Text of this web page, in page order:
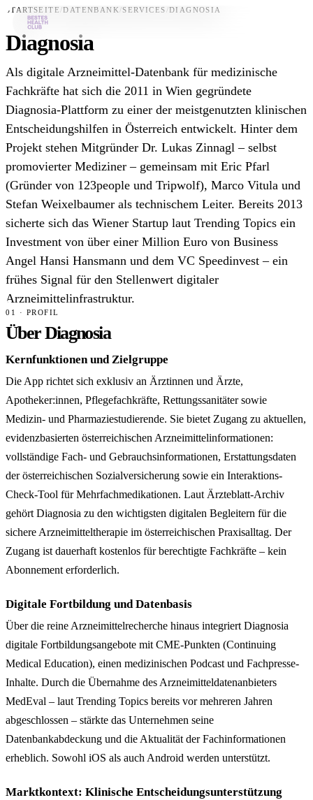
Datenbank
News
Über uns
Für Unternehmen
Jetzt downloaden
STARTSEITE /DATENBANK /SERVICES /DIAGNOSIA
Diagnosia
Als digitale Arzneimittel-Datenbank für medizinische
Fachkräfte hat sich die 2011 in Wien gegründete
Diagnosia-Plattform zu einer der meistgenutzten klinischen
Entscheidungshilfen in Österreich entwickelt. Hinter dem
Projekt stehen Mitgründer Dr. Lukas Zinnagl – selbst
promovierter Mediziner – gemeinsam mit Eric Pfarl
(Gründer von 123people und Tripwolf), Marco Vitula und
Stefan Weixelbaumer als technischem Leiter. Bereits 2013
sicherte sich das Wiener Startup laut Trending Topics ein
Investment von über einer Million Euro von Business
Angel Hansi Hansmann und dem VC Speedinvest – ein
frühes Signal für den Stellenwert digitaler
Arzneimittelinfrastruktur.
01 · PROFIL
Über Diagnosia
Kernfunktionen und Zielgruppe
Die App richtet sich exklusiv an Ärztinnen und Ärzte,
Apotheker:innen, Pflegefachkräfte, Rettungssanitäter sowie
Medizin- und Pharmaziestudierende. Sie bietet Zugang zu aktuellen,
evidenzbasierten österreichischen Arzneimittelinformationen:
vollständige Fach- und Gebrauchsinformationen, Erstattungsdaten
der österreichischen Sozialversicherung sowie ein Interaktions-
Check-Tool für Mehrfachmedikationen. Laut Ärzteblatt-Archiv
gehört Diagnosia zu den wichtigsten digitalen Begleitern für die
sichere Arzneimitteltherapie im österreichischen Praxisalltag. Der
Zugang ist dauerhaft kostenlos für berechtigte Fachkräfte – kein
Abonnement erforderlich.
Digitale Fortbildung und Datenbasis
Über die reine Arzneimittelrecherche hinaus integriert Diagnosia
digitale Fortbildungsangebote mit CME-Punkten (Continuing
Medical Education), einen medizinischen Podcast und Fachpresse-
Inhalte. Durch die Übernahme des Arzneimitteldatenanbieters
MedEval – laut Trending Topics bereits vor mehreren Jahren
abgeschlossen – stärkte das Unternehmen seine
Datenbankabdeckung und die Aktualität der Fachinformationen
erheblich. Sowohl iOS als auch Android werden unterstützt.
Marktkontext: Klinische Entscheidungsunterstützung